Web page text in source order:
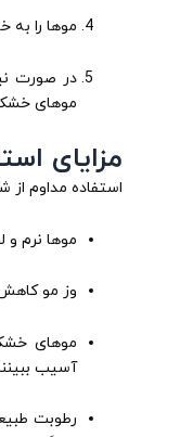
موها را به
در صورت
موهای
مزایای
استفاده مداوم
موها نرم و
وز مو
موهای
آسیب
رطوبت